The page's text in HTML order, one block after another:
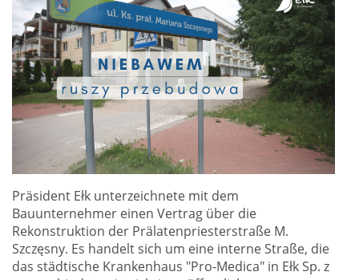
Präsident Ełk unterzeichnete mit dem
Bauunternehmer einen Vertrag über die
Rekonstruktion der Prälatenpriesterstraße M.
Szczęsny. Es handelt sich um eine interne Straße, die
das städtische Krankenhaus "Pro-Medica" in Ełk Sp. z